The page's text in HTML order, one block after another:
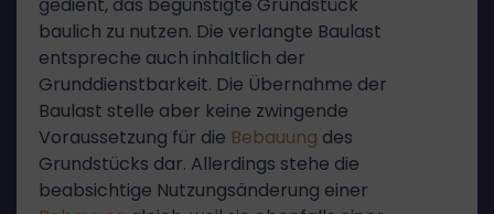
baulich zu nutzen. Die verlangte Baulast
entspreche auch inhaltlich der
Grunddienstbarkeit. Die Übernahme der
Baulast stelle aber keine zwingende
Voraussetzung für die Bebauung des
Grundstücks dar. Allerdings stehe die
beabsichtige Nutzungsänderung einer